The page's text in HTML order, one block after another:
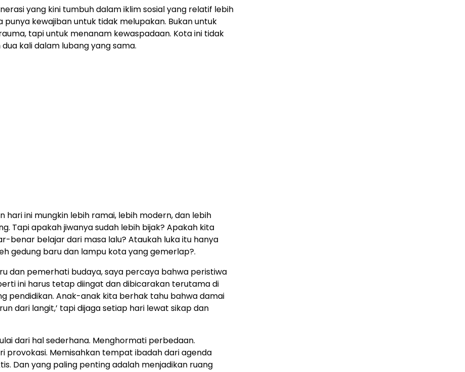
yang kini tumbuh dalam iklim sosial yang relatif lebih
punya kewajiban untuk tidak melupakan. Bukan untuk
tapi untuk menanam kewaspadaan. Kota ini tidak
kali dalam lubang yang sama.
hari ini mungkin lebih ramai, lebih modern, dan lebih
Tapi apakah jiwanya sudah lebih bijak? Apakah kita
benar belajar dari masa lalu? Ataukah luka itu hanya
gedung baru dan lampu kota yang gemerlap?.
dan pemerhati budaya, saya percaya bahwa peristiwa
ini harus tetap diingat dan dibicarakan terutama di
pendidikan. Anak-anak kita berhak tahu bahwa damai
dari langit,’ tapi dijaga setiap hari lewat sikap dan
dari hal sederhana. Menghormati perbedaan.
provokasi. Memisahkan tempat ibadah dari agenda
Dan yang paling penting adalah menjadikan ruang